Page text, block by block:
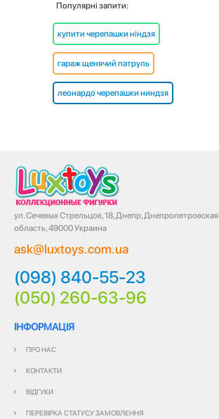
Популярні запити:
купити черепашки ніндзя
гараж щенячий патруль
леонардо черепашки ниндзя
ул. Сечевых Стрельцов, 18, Днепр, Днепропетровская
область, 49000 Украина
ask@luxtoys.com.ua
(098) 840-55-23
(050) 260-63-96
ІНФОРМАЦІЯ
ПРО НАС
КОНТАКТИ
ВІДГУКИ
ПЕРЕВІРКА СТАТУСУ ЗАМОВЛЕННЯ